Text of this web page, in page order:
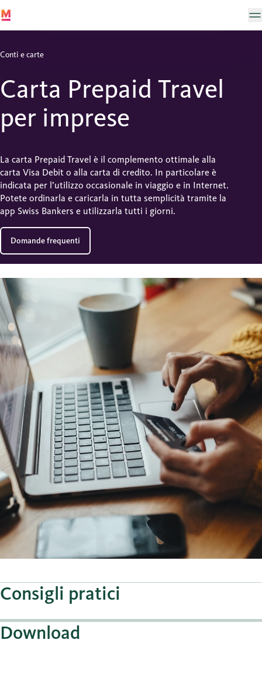
Conti e carte
Carta Prepaid Travel
per imprese
La carta Prepaid Travel è il complemento ottimale alla
carta Visa Debit o alla carta di credito. In particolare è
indicata per l’utilizzo occasionale in viaggio e in Internet.
Potete ordinarla e caricarla in tutta semplicità tramite la
app Swiss Bankers e utilizzarla tutti i giorni.
Domande frequenti
Consigli pratici
Download